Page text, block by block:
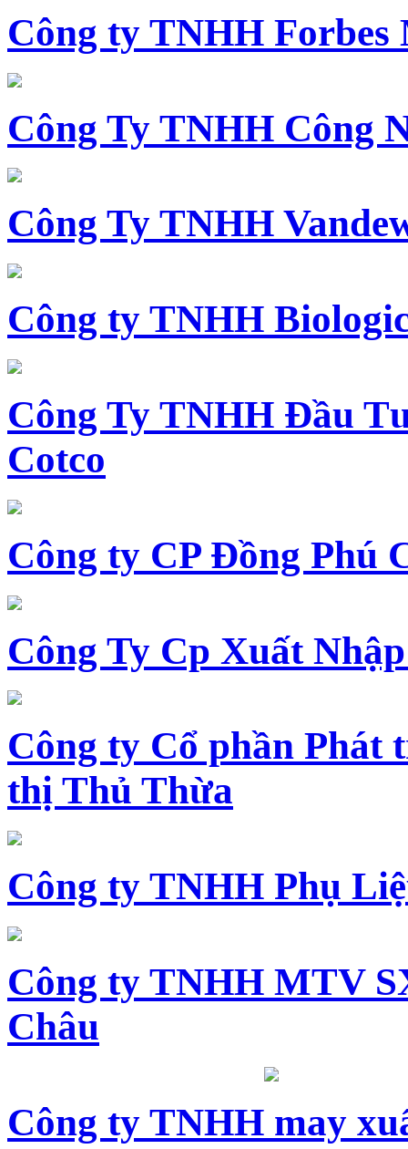
Công ty TNHH
Công Ty TNHH Công
Công Ty TNHH
Công ty TNHH
Công Ty TNHH Đầu
Cotco
Công ty CP Đồng Phú
Công Ty Cp Xuất
Công ty Cổ phần Phát
thị Thủ Thừa
Công ty TNHH Phụ
Công ty TNHH MTV
Châu
Công ty TNHH may